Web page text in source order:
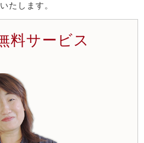
たします。
料サービス